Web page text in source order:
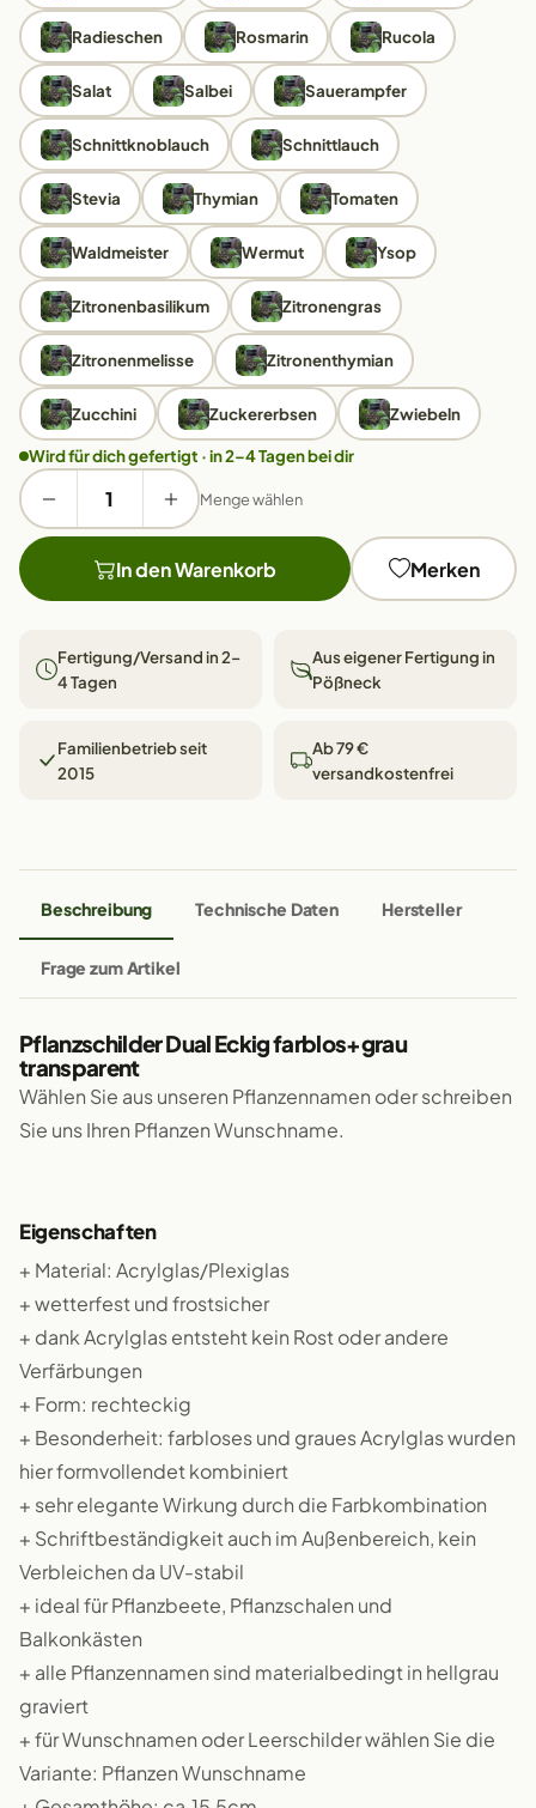
Radieschen Rosmarin Rucola
Salat Salbei Sauerampfer
Schnittknoblauch Schnittlauch
Stevia Thymian Tomaten
Waldmeister Wermut Ysop
Zitronenbasilikum Zitronengras
Zitronenmelisse Zitronenthymian
Zucchini Zuckererbsen Zwiebeln
Wird für dich gefertigt · in 2–4 Tagen bei dir
Menge wählen
In den Warenkorb Merken
Fertigung/Versand in 2–
4 Tagen
Aus eigener Fertigung in
Pößneck
Familienbetrieb seit
2015
Ab 79 €
versandkostenfrei
Beschreibung Technische Daten Hersteller
Frage zum Artikel
Pflanzschilder Dual Eckig farblos+grau
transparent
Wählen Sie aus unseren Pflanzennamen oder schreiben
Sie uns Ihren Pflanzen Wunschname.
Eigenschaften
+ Material: Acrylglas/Plexiglas
+ wetterfest und frostsicher
+ dank Acrylglas entsteht kein Rost oder andere
Verfärbungen
+ Form: rechteckig
+ Besonderheit: farbloses und graues Acrylglas wurden
hier formvollendet kombiniert
+ sehr elegante Wirkung durch die Farbkombination
+ Schriftbeständigkeit auch im Außenbereich, kein
Verbleichen da UV-stabil
+ ideal für Pflanzbeete, Pflanzschalen und
Balkonkästen
+ alle Pflanzennamen sind materialbedingt in hellgrau
graviert
+ für Wunschnamen oder Leerschilder wählen Sie die
Variante: Pflanzen Wunschname